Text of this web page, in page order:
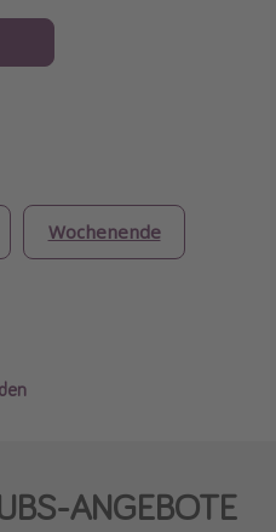
Wochenende
ANGEBOTE